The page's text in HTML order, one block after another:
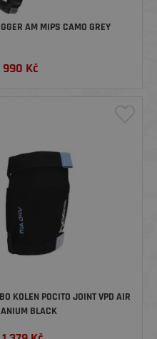
AM MIPS CAMO GREY
990 Kč
KOLEN POCITO JOINT VPD AIR
BLACK